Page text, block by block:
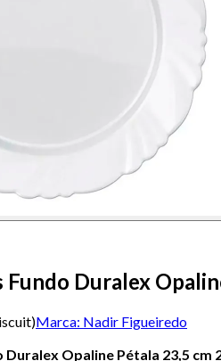
Fundo Duralex
)Marca: Nadir Figueiredo
Opaline Pétala 23,5 cm